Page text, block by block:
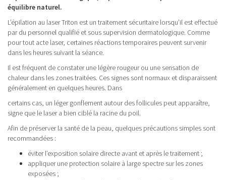
équilibre naturel.
L’épilation au laser Triton est un traitement sécuritaire lorsqu’il est effectué
par du personnel qualifié et sous supervision dermatologique. Comme
pour tout acte laser, certaines réactions temporaires peuvent survenir
dans les heures suivant la séance.
Il est fréquent de constater une légère rougeur ou une sensation de
chaleur dans les zones traitées. Ces signes sont normaux et disparaissent
généralement en quelques heures. Dans
certains cas, un léger gonflement autour des follicules peut apparaître,
signe que le laser a bien ciblé la racine du poil.
Afin de préserver la santé de la peau, quelques précautions simples sont
recommandées :
éviter l’exposition solaire directe avant et après le traitement ;
appliquer une protection solaire à large spectre sur les zones
exposées ;